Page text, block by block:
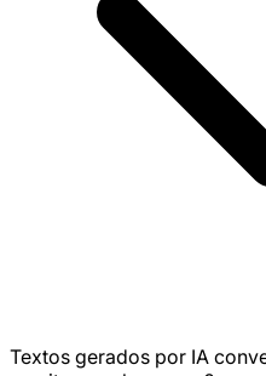
Textos gerados por IA